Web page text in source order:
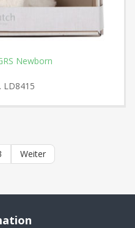
Newborn
LD8415
Weiter